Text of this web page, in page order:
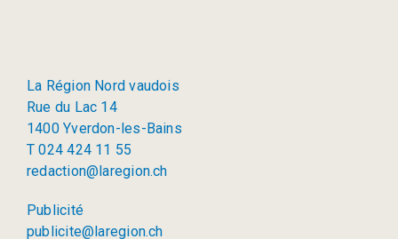
La Région Nord vaudois
Rue du Lac 14
1400 Yverdon-les-Bains
T 024 424 11 55
redaction@laregion.ch
Publicité
publicite@laregion.ch